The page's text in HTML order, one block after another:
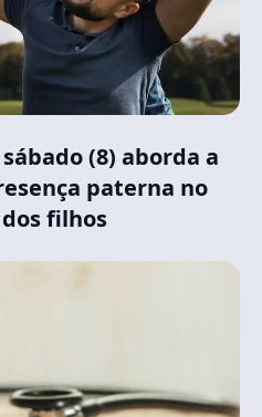
(8) aborda a
paterna no
filhos